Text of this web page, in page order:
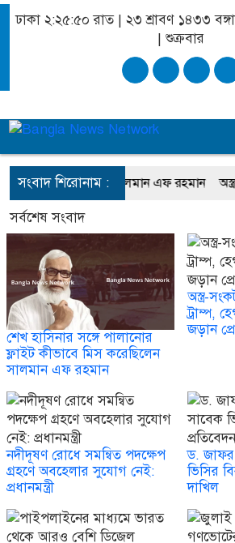
ঢাকা ২:২৫:৫১ রাত| ২৩ শ্রাবণ ১৪৩৩
| শুক্রবার
সংবাদ শিরোনাম :
মিস করেছিলেন সালমান এফ রহমান অস্ত্র-
সর্বশেষ সংবাদ
শেখ হাসিনার সঙ্গে পালানোর
ফ্লাইট কীভাবে মিস করেছিলেন
সালমান এফ রহমান
অস্ত্র-
ট্রাম্প,
জড়ান
নদীদূষণ রোধে সমন্বিত পদক্ষেপ
গ্রহণে অবহেলার সুযোগ নেই:
প্রধানমন্ত্রী
ড. জাফর
ভিসির
দাখিল